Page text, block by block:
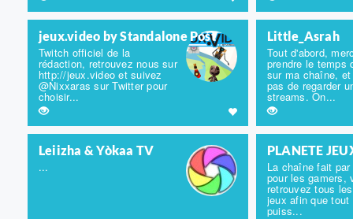
jeux.video by Standalone Post
Twitch officiel de la
rédaction, retrouvez nous sur
http://jeux.video et suivez
@Nixxaras sur Twitter pour
choisir...
Little_Asrah
Tout d'abord,
prendre le temps
sur ma chaîne, et
pas de regarder
streams. On...
Leiizha & Yòkaa TV
...
PLANETE
La chaîne fait par
pour les gamers,
retrouvez tous
jeux afin que tout
puiss...